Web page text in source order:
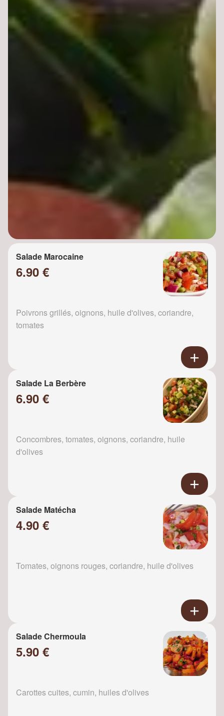
Salade Marocaine
6.90 €
Poivrons grillés, oignons, huile d'olives, coriandre,
tomates
Salade La Berbère
6.90 €
Concombres, tomates, oignons, coriandre, huile
d'olives
Salade Matécha
4.90 €
Tomates, oignons rouges, coriandre, huile d'olives
Salade Chermoula
5.90 €
Carottes cuites, cumin, huiles d'olives